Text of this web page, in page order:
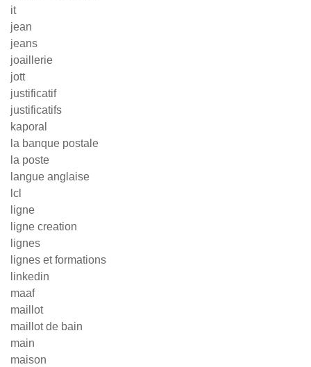
it
jean
jeans
joaillerie
jott
justificatif
justificatifs
kaporal
la banque postale
la poste
langue anglaise
lcl
ligne
ligne creation
lignes
lignes et formations
linkedin
maaf
maillot
maillot de bain
main
maison